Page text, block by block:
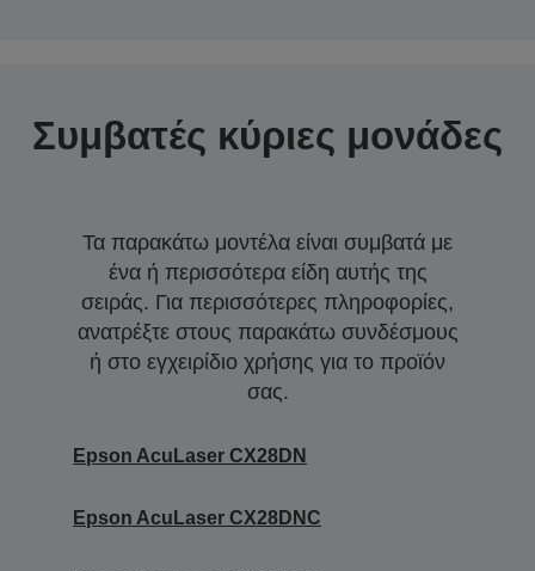
Συμβατές κύριες μονάδες
Τα παρακάτω μοντέλα είναι συμβατά με
ένα ή περισσότερα είδη αυτής της
σειράς. Για περισσότερες πληροφορίες,
ανατρέξτε στους παρακάτω συνδέσμους
ή στο εγχειρίδιο χρήσης για το προϊόν
σας.
Epson AcuLaser CX28DN
Epson AcuLaser CX28DNC